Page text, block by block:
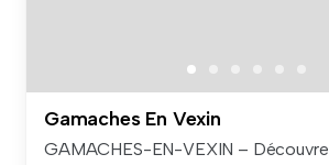
Gamaches En Vexin
GAMACHES-EN-VEXIN –